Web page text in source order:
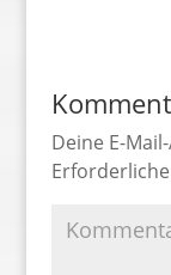
Deine E-